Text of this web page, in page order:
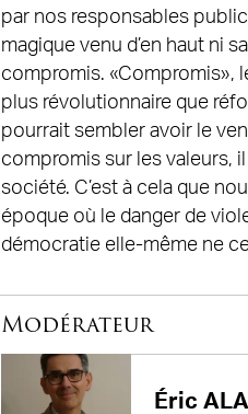
par nos responsables
magique venu d’en haut ni
compromis. «Compromis»,
plus révolutionnaire que
pourrait sembler avoir le
compromis sur les valeurs,
société. C’est à cela que
époque où le danger de
démocratie elle-même ne
Modérateur
Éric